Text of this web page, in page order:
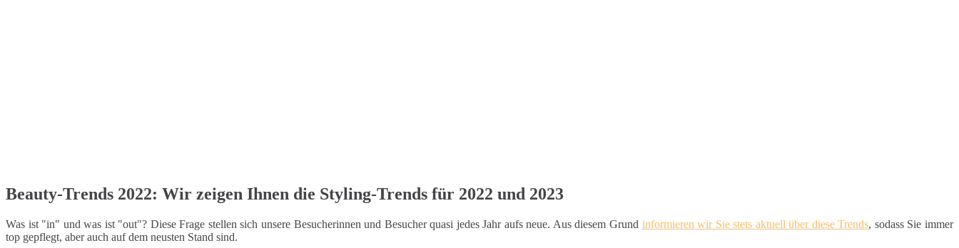
Beauty-Trends 2022: Wir zeigen Ihnen die Styling-Trends für 2022 und 2023
Was ist "in" und was ist "out"? Diese Frage stellen sich unsere Besucherinnen und Besucher quasi jedes Jahr aufs neue. Aus diesem Grund informieren wir Sie stets aktuell über diese Trends, sodass Sie immer
top gepflegt, aber auch auf dem neusten Stand sind.